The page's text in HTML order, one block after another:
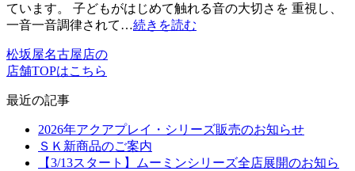
ています。 子どもがはじめて触れる音の大切さを 重視し、
一音一音調律されて…続きを読む
松坂屋名古屋店の
店舗TOPはこちら
最近の記事
2026年アクアプレイ・シリーズ販売のお知らせ
ＳＫ新商品のご案内
【3/13スタート】ムーミンシリーズ全店展開のお知ら